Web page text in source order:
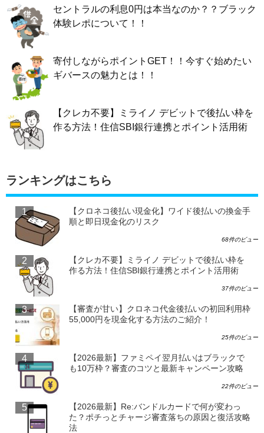
セントラルの利息0円は本当なのか？？ブラック
体験レポについて！！
寄付しながらポイントGET！！今すぐ始めたい
ギバースの魅力とは！！
【クレカ不要】ミライノ デビットで後払い枠を
作る方法！住信SBI銀行連携とポイント活用術
ランキングはこちら
【クロネコ後払い現金化】ワイド後払いの換金手
順と即日現金化のリスク
68件のビュー
【クレカ不要】ミライノ デビットで後払い枠を
作る方法！住信SBI銀行連携とポイント活用術
37件のビュー
【審査が甘い】クロネコ代金後払いの初回利用枠
55,000円を現金化する方法のご紹介！
25件のビュー
【2026最新】ファミペイ翌月払いはブラックで
も10万枠？審査のコツと最新キャンペーン攻略
22件のビュー
【2026最新】Re:バンドルカードで何が変わっ
た？ポチっとチャージ審査落ちの原因と復活攻略
法